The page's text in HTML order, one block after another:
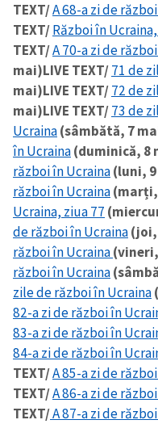
TEXT/A 68-a zi de
TEXT/Război în
TEXT/A 70-a zi de
mai)LIVE TEXT/71 de
mai)LIVE TEXT/72 de
mai)LIVE TEXT/73 de
Ucraina(sâmbătă, 7
în Ucraina(duminică, 8
război în Ucraina(luni,
război în Ucraina
Ucraina, ziua 77
de război în Ucraina(joi,
război în Ucraina
război în Ucraina
zile de război în Ucraina
82-a zi de război în
83-a zi de război în
84-a zi de război în
TEXT/A 85-a zi de
TEXT/A 86-a zi de
TEXT/A 87-a zi de